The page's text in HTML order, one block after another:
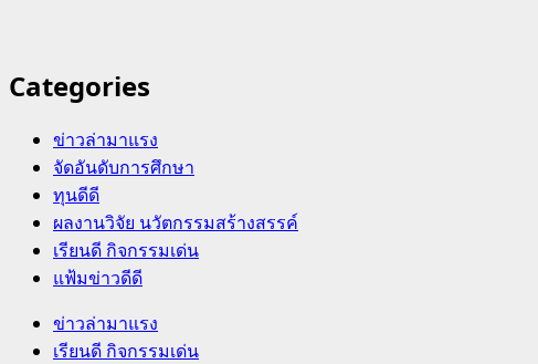
Categories
ข่าวล่ามาแรง
จัดอันดับการศึกษา
ทุนดีดี
ผลงานวิจัย นวัตกรรมสร้างสรรค์
เรียนดี กิจกรรมเด่น
แฟ้มข่าวดีดี
Primary
Menu
ข่าวล่ามาแรง
เรียนดี กิจกรรมเด่น